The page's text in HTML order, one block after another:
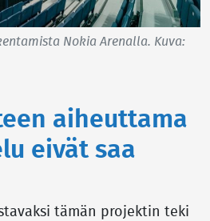
Nokia Arenalla. Kuva:
aiheuttama
eivät saa
tämän projektin teki